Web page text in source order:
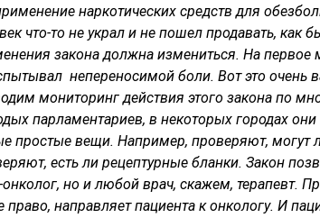
наркотических средств для
что-то не украл и не пошел продавать, как
закона должна измениться. На первое
непереносимой боли. Вот это
мониторинг действия этого закона по
парламентариев, в некоторых городах
простые вещи. Например, проверяют, могут
есть ли рецептурные бланки. Закон
онколог, но и любой врач, скажем, терапевт.
право, направляет пациента к онкологу. И